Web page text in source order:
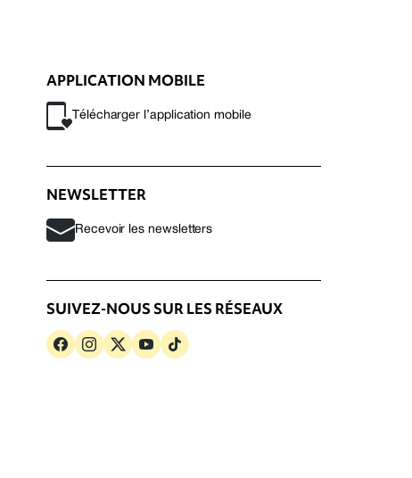
APPLICATION MOBILE
Télécharger l’application mobile
NEWSLETTER
Recevoir les newsletters
SUIVEZ-NOUS SUR LES RÉSEAUX